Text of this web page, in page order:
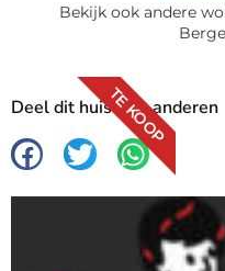
Bekijk ook andere
TE KOOP
Deel dit huis met anderen